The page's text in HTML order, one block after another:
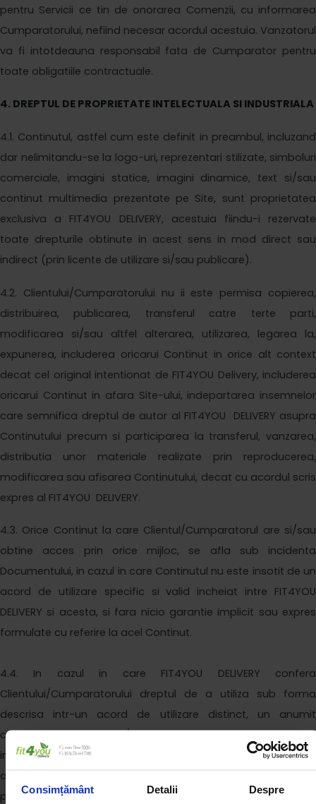
Consimțământ Detalii Despre
pentru Servicii ce tin de onorarea Comenzii, cu informarea
Cumparatorului, nefiind necesar acordul acestuia. Vanzatorul
va fi intotdeauna responsabil fata de Cumparator pentru
toate obligatiile contractuale.
4. DREPTUL DE PROPRIETATE INTELECTUALA SI INDUSTRIALA
4.1. Continutul, astfel cum este definit in preambul, incluzand
dar nelimitandu-se la logo-uri, reprezentari stilizate, simboluri
comerciale, imagini statice, imagini dinamice, text si/sau
continut multimedia prezentate pe Site, sunt proprietatea
exclusiva a FIT4YOU DELIVERY, acestuia fiindu-i rezervate
toate drepturile obtinute in acest sens in mod direct sau
indirect (prin licente de utilizare si/sau publicare).
4.2. Clientului/Cumparatorului nu ii este permisa copierea,
distribuirea, publicarea, transferul catre terte parti,
modificarea si/sau altfel alterarea, utilizarea, legarea la,
expunerea, includerea oricarui Continut in orice alt context
decat cel original intentionat de FIT4YOU Delivery, includerea
oricarui Continut in afara Site-ului, indepartarea insemnelor
care semnifica dreptul de autor al FIT4YOU DELIVERY asupra
Continutului precum si participarea la transferul, vanzarea,
distributia unor materiale realizate prin reproducerea,
modificarea sau afisarea Continutului, decat cu acordul scris
expres al FIT4YOU DELIVERY.
4.3. Orice Continut la care Clientul/Cumparatorul are si/sau
obtine acces prin orice mijloc, se afla sub incidenta
Documentului, in cazul in care Continutul nu este insotit de un
acord de utilizare specific si valid incheiat intre FIT4YOU
DELIVERY si acesta, si fara nicio garantie implicit sau expres
formulate cu referire la acel Continut.
4.4. In cazul in care FIT4YOU DELIVERY confera
Clientului/Cumparatorului dreptul de a utiliza sub forma
descrisa intr-un acord de utilizare distinct, un anumit
continut, la care Clientul/Cumparatorul are sau obtine acces
in urma acestui acord, acest drept se extinde numai asupra
acelui sau acelor continuturi definite in acord, numai pe
perioada existentei acestuia sau acestor continuturi pe site